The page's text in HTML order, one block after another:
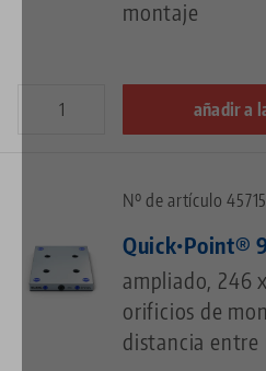
montaje
añadir a
Nº de artículo 45715
Quick•Point®
ampliado, 246
orificios de
distancia entre